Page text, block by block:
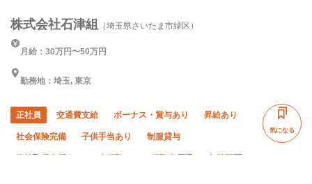
株式会社石津組 （埼玉県さいたま市緑区）
月給：30万円〜50万円
勤務地：埼玉, 東京
正社員 交通費支給 ボーナス・賞与あり 昇給あり
社会保険完備 子供手当あり 制服貸与
資格取得支援あり 未経験OK 経験者優遇 年齢不問
気になる